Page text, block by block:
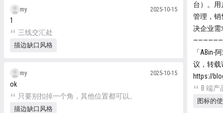
my 2025-10-15
1
三线交汇处
描边缺口风格
my 2025-10-15
ok
只要别扣掉一个角，其他位置都可以。
描边缺口风格
台）。
管理，销
决企业需
「ABin-
议，转载
https://
B 端
图标的